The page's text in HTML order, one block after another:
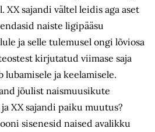
XX sajandi vältel leidis aga aset
naiste ligipääsu
ja selle tulemusel ongi lõviosa
kirjutatud viimase saja
lubamisele ja keelamisele.
jõulist naismuusikute
XX sajandi paiku muutus?
sisenesid naised avalikku